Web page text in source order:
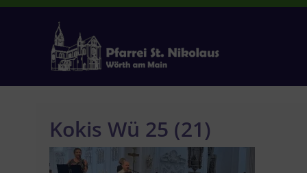
Zum
Kokis Wü 25 (21)